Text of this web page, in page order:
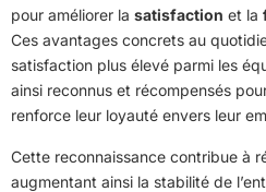
pour améliorer la satisfaction et la
Ces avantages concrets au
satisfaction plus élevé parmi les
ainsi reconnus et récompensés
renforce leur loyauté envers leur
Cette reconnaissance contribue à
augmentant ainsi la stabilité de